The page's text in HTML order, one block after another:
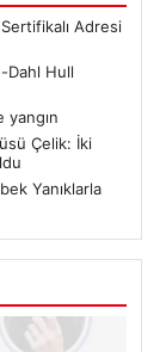
Adresi
Dahl Hull
yangın
Çelik: İki
Yanıklarla